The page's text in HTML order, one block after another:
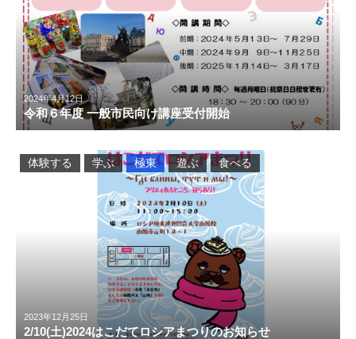
2024年4月12日
令和６年度 一般市民向け講座受付開始
2023年12月25日
2/10(土)2024はこだてロシアまつりのお知らせ
体験する 学ぶ 極東 遊ぶ 食べる